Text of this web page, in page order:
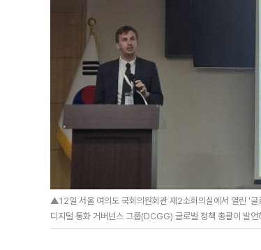
▲12일 서울 여의도 국회의원회관 제2소회의실에서 열린 '
디지털 통화 거버넌스 그룹(DCGG) 글로벌 정책 총괄이 발